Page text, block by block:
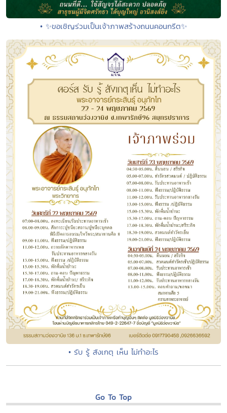
• ✨ขอเชิญร่วมเป็นเจ้าภาพสร้างถนนคอนกรีต✨
• รับ รู้ สังเกตุ เห็น ไม่ทำอะไร
Go To Top